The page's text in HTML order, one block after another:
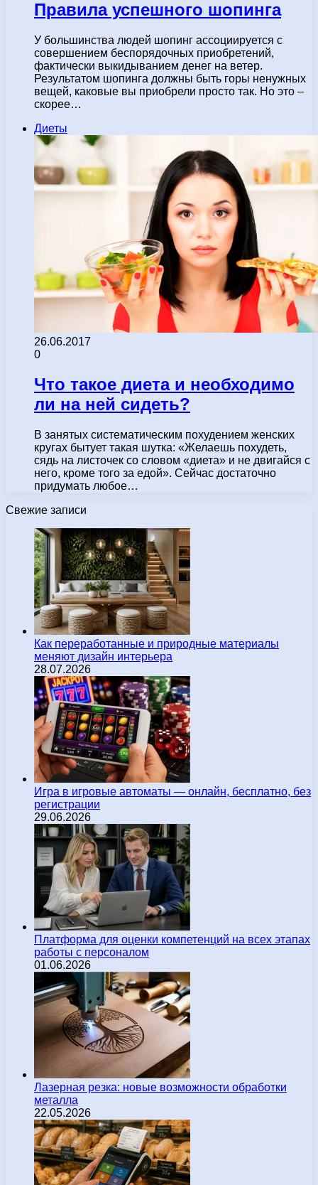
Правила успешного шопинга
У большинства людей шопинг ассоциируется с
совершением беспорядочных приобретений,
фактически выкидыванием денег на ветер.
Результатом шопинга должны быть горы ненужных
вещей, каковые вы приобрели просто так. Но это –
скорее…
Диеты
26.06.2017
0
Что такое диета и необходимо
ли на ней сидеть?
В занятых систематическим похудением женских
кругах бытует такая шутка: «Желаешь похудеть,
сядь на листочек со словом «диета» и не двигайся с
него, кроме того за едой». Сейчас достаточно
придумать любое…
Свежие записи
Как переработанные и природные материалы
меняют дизайн интерьера
28.07.2026
Игра в игровые автоматы — онлайн, бесплатно, без
регистрации
29.06.2026
Платформа для оценки компетенций на всех этапах
работы с персоналом
01.06.2026
Лазерная резка: новые возможности обработки
металла
22.05.2026